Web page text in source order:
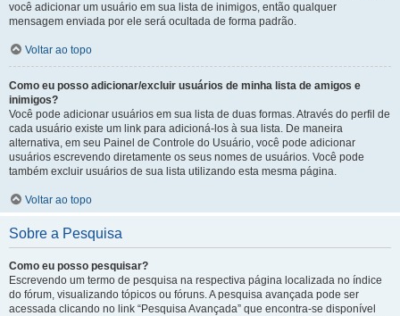
você adicionar um usuário em sua lista de inimigos, então qualquer
mensagem enviada por ele será ocultada de forma padrão.
Voltar ao topo
Como eu posso adicionar/excluir usuários de minha lista de amigos e
inimigos?
Você pode adicionar usuários em sua lista de duas formas. Através do perfil de
cada usuário existe um link para adicioná-los à sua lista. De maneira
alternativa, em seu Painel de Controle do Usuário, você pode adicionar
usuários escrevendo diretamente os seus nomes de usuários. Você pode
também excluir usuários de sua lista utilizando esta mesma página.
Voltar ao topo
Sobre a Pesquisa
Como eu posso pesquisar?
Escrevendo um termo de pesquisa na respectiva página localizada no índice
do fórum, visualizando tópicos ou fóruns. A pesquisa avançada pode ser
acessada clicando no link “Pesquisa Avançada” que encontra-se disponível